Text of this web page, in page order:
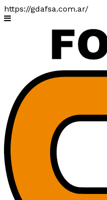
https://gdafsa.com.ar/